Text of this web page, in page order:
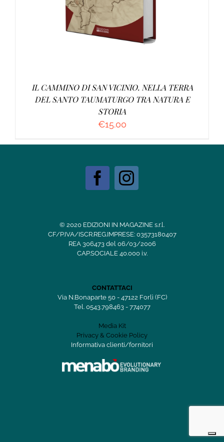
IL CAMMINO DI SAN VICINIO. NELLA TERRA
DEL SANTO TAUMATURGO TRA NATURA E
STORIA
€15.00
© 2020 EDIZIONI IN MAGAZINE s.r.l.
CF/P.IVA/ISCR.REG.IMPRESE: 03573180407
REA 306473 del 06/03/2006
CAP.SOCIALE 40.000 i.v.
CONTATTACI
Via N.Bonaparte 50 - 47122 Forlì (FC)
Tel. 0543.798463 - 774077
Media Kit
Privacy & Cookie Policy
Informativa clienti/fornitori